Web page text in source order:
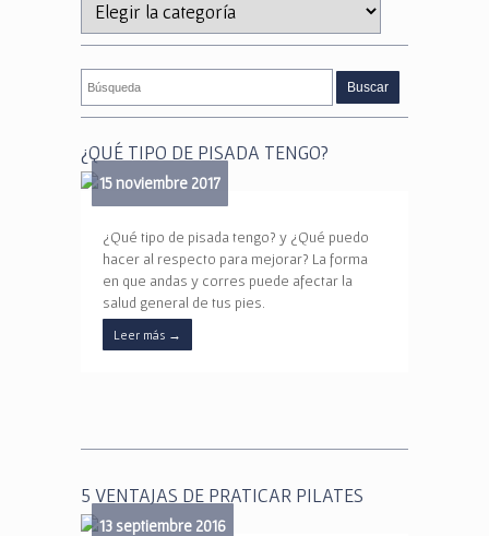
¿QUÉ TIPO DE PISADA TENGO?
15 noviembre 2017
¿Qué tipo de pisada tengo? y ¿Qué puedo
hacer al respecto para mejorar? La forma
en que andas y corres puede afectar la
salud general de tus pies.
Leer más →
5 VENTAJAS DE PRATICAR PILATES
13 septiembre 2016